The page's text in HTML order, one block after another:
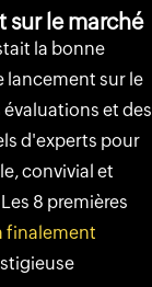
sur le marché
la bonne
lancement sur le
et des
d'experts pour
convivial et
8 premières
finalement